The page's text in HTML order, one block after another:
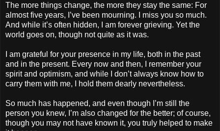
The more things change, the more they stay the same: For
almost five years, I’ve been mourning. I miss you so much.
And while it’s often hidden, I am forever grieving. Yet the
world goes on, though not quite as it was.
I am grateful for your presence in my life, both in the past
and in the present. Every now and then, I remember your
spirit and optimism, and while I don’t always know how to
carry them with me, I hold them dearly nevertheless.
So much has happened, and even though I’m still the
person you knew, I’m also changed for the better; of course,
though you may not have known it, you truly helped to make